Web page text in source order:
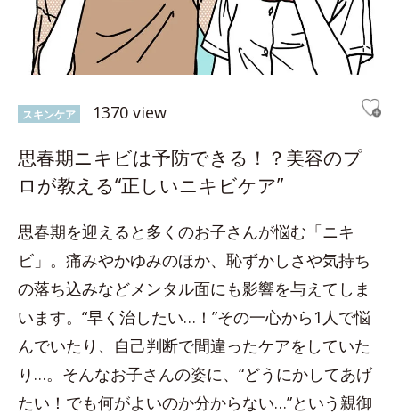
スキンケア 1370 view
思春期ニキビは予防できる！？美容のプ
ロが教える“正しいニキビケア”
思春期を迎えると多くのお子さんが悩む「ニキ
ビ」。痛みやかゆみのほか、恥ずかしさや気持ち
の落ち込みなどメンタル面にも影響を与えてしま
います。“早く治したい…！”その一心から1人で悩
んでいたり、自己判断で間違ったケアをしていた
り…。そんなお子さんの姿に、“どうにかしてあげ
たい！でも何がよいのか分からない…”という親御